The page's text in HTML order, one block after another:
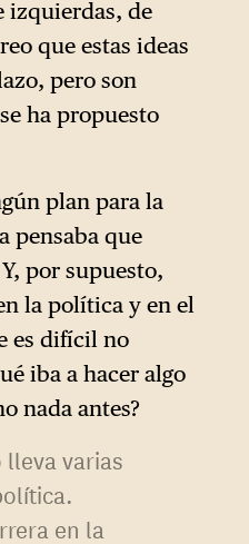
momento
de esta
que están
o
izquierdas, de
que estas ideas
pero son
ha propuesto
plan para la
pensaba que
por supuesto,
la política y en el
es difícil no
iba a hacer algo
nada antes?
varias
en la